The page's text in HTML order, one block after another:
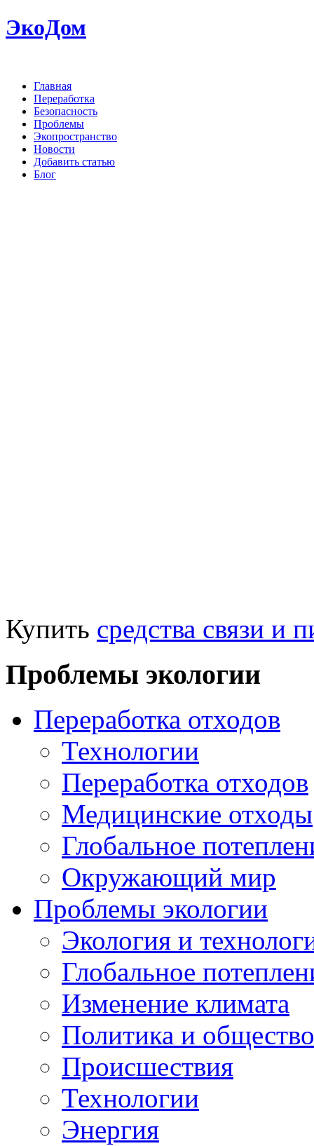
ЭкоДом
Главная
Переработка
Безопасность
Проблемы
Экопространство
Новости
Добавить статью
Блог
Купить средства связи и
Проблемы экологии
Переработка отходов
Технологии
Переработка отходов
Медицинские отходы
Глобальное
Окружающий мир
Проблемы экологии
Экология и
Глобальное
Изменение климата
Политика и общество
Происшествия
Технологии
Энергия